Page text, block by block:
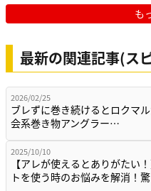
も
最新の関連記事(ス
2026/02/25
ブレずに巻き続けるとロクマ
会系巻き物アングラー…
2025/10/10
【アレが使えるとありがたい
トを使う時のお悩みを解消！